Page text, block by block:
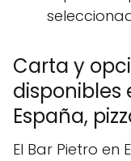
Carta y
disponibles
España,
El Bar Pietro